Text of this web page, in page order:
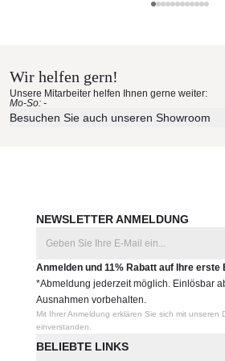
GANDIA BLASCO
bestellen
Erleben Sie unsere Stoffe und
Ihren eigenen vier Wänden.
Wir helfen gern!
Unsere Mitarbeiter helfen Ihnen gerne weiter:
Mo-So: -
Besuchen Sie auch unseren Showroom
BELIEBTE LINKS
NEWSLETTER ANMELDUNG
Anmelden und 11% Rabatt auf Ihre erste
*Abmeldung jederzeit möglich. Einlösbar
Ausnahmen vorbehalten.
Mit Ihrer Anmeldung erklären Sie sich mit unseren
einverstanden.